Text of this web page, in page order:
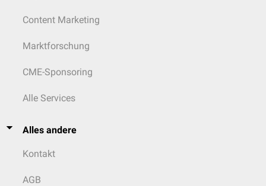
Content Marketing
Marktforschung
CME-Sponsoring
Alle Services
Alles andere
Kontakt
AGB